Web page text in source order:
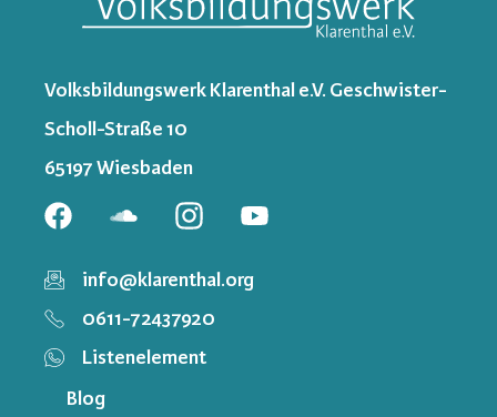
Volksbildungswerk Klarenthal e.V. Geschwister-
Scholl-Straße 10
65197 Wiesbaden
info@klarenthal.org
0611-72437920
Listenelement
Blog